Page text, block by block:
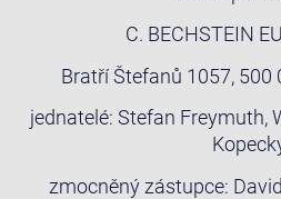
C. BECHSTEIN
Bratří Štefanů 1057, 500
jednatelé: Stefan Freymuth,
zmocněný zástupce: